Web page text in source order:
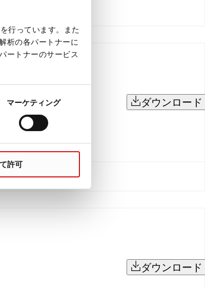
行っています。また
析の各パートナーに
ートナーのサービス
マーケティング
許可
ダウンロード
ダウンロード